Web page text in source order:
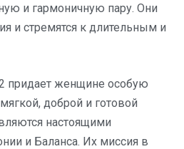
и гармоничную пару. Они
и стремятся к длительным и
придает женщине особую
доброй и готовой
настоящими
и Баланса. Их миссия в